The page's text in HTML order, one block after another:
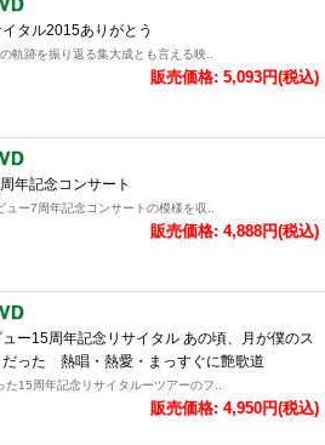
タル2015ありがとう
軌跡を振り返る集大成とも言える映..
販売価格: 5,093円(税込)
年記念コンサート
ュー7周年記念コンサートの模様を収..
販売価格: 4,888円(税込)
ー15周年記念リサイタル あの頃、月が僕のス
だった 熱唱・熱愛・まっすぐに艶歌道
た15周年記念リサイタルーツアーのフ..
販売価格: 4,950円(税込)